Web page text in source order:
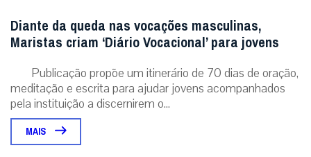
Diante da queda nas vocações masculinas,
Maristas criam ‘Diário Vocacional’ para jovens
Publicação propõe um itinerário de 70 dias de oração,
meditação e escrita para ajudar jovens acompanhados
pela instituição a discernirem o...
MAIS